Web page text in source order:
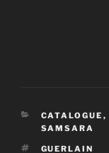
CATÉGORIES
CATALOGUE ,
SAMSARA
ÉTIQUETTES
GUERLAIN